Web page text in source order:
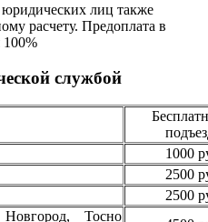
лиц также
расчету. Предоплата в
100%
службой
1000
2500
2500
Тосно